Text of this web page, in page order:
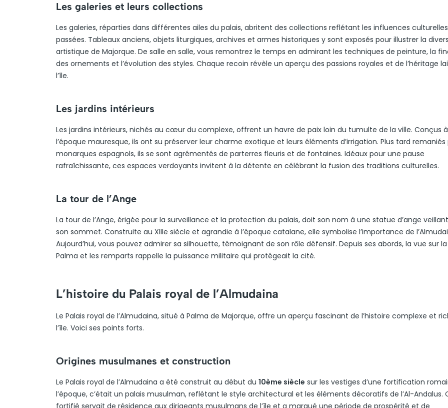
Les galeries et leurs collections
Les galeries, réparties dans différentes ailes du palais, abritent des collections reflétant les influences culturelles
passées. Tableaux anciens, objets liturgiques, archives et armes historiques y sont exposés pour illustrer la
artistique de Majorque. De salle en salle, vous remontrez le temps en admirant les techniques de peinture, la
des ornements et l’évolution des styles. Chaque recoin révèle un aperçu des passions royales et de l’héritage
l’île.
Les jardins intérieurs
Les jardins intérieurs, nichés au cœur du complexe, offrent un havre de paix loin du tumulte de la ville. Conçus à
l’époque mauresque, ils ont su préserver leur charme exotique et leurs éléments d’irrigation. Plus tard remaniés
monarques espagnols, ils se sont agrémentés de parterres fleuris et de fontaines. Idéaux pour une pause
rafraîchissante, ces espaces verdoyants invitent à la détente en célébrant la fusion des traditions culturelles.
La tour de l’Ange
La tour de l’Ange, érigée pour la surveillance et la protection du palais, doit son nom à une statue d’ange
son sommet. Construite au XIIIe siècle et agrandie à l’époque catalane, elle symbolise l’importance de
Aujourd’hui, vous pouvez admirer sa silhouette, témoignant de son rôle défensif. Depuis ses abords, la vue sur
Palma et les remparts rappelle la puissance militaire qui protégeait la cité.
L’histoire du Palais royal de l’Almudaina
Le Palais royal de l’Almudaina, situé à Palma de Majorque, offre un aperçu fascinant de l’histoire complexe et
l’île. Voici ses points forts.
Origines musulmanes et construction
Le Palais royal de l’Almudaina a été construit au début du 10ème siècle sur les vestiges d’une fortification
l’époque, c’était un palais musulman, reflétant le style architectural et les éléments décoratifs de l’Al-Andalus.
fortifié servait de résidence aux dirigeants musulmans de l’île et a marqué une période de prospérité et de